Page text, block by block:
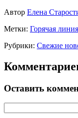
Автор Елена
Метки: Горячая линия
Рубрики: Свежие
Оставить